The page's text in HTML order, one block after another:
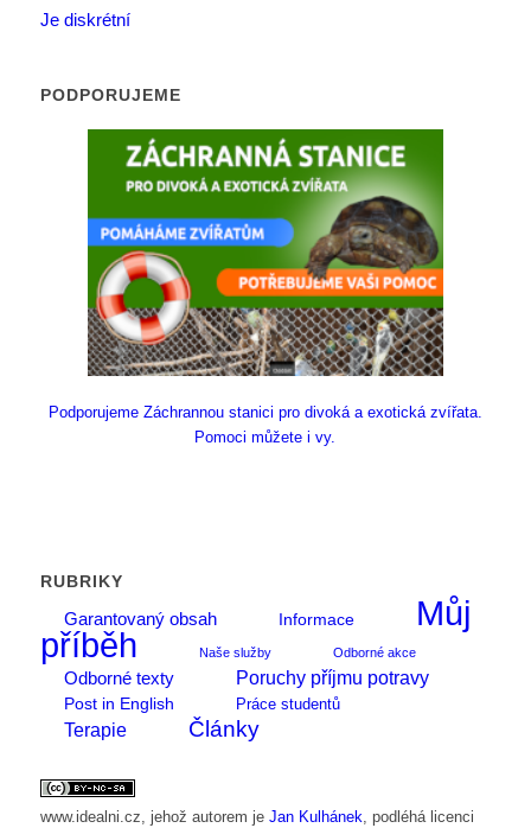
Je diskrétní
PODPORUJEME
Podporujeme Záchrannou stanici pro divoká a exotická zvířata.
Pomoci můžete i vy.
RUBRIKY
Garantovaný obsah
Informace
Můj
příběh
Naše služby Odborné akce
Odborné texty Poruchy příjmu potravy
Post in English Práce studentů
Terapie Články
www.idealni.cz , jehož autorem je Jan Kulhánek , podléhá licenci